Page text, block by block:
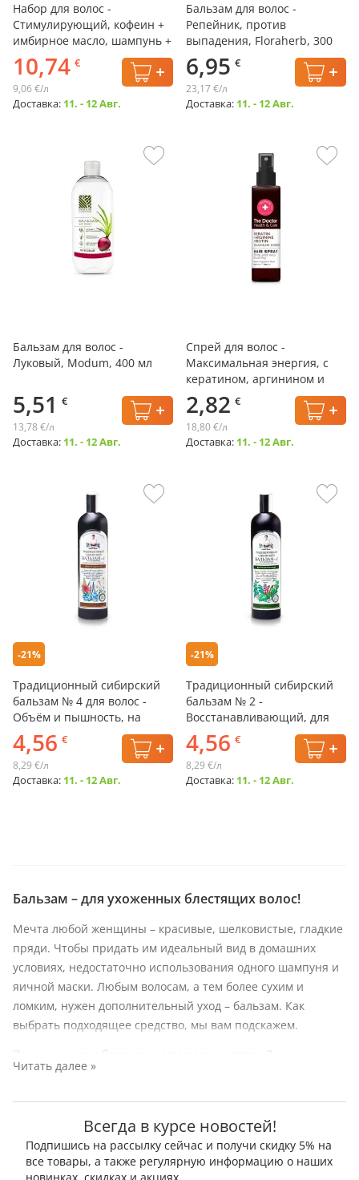
Набор для волос -
Стимулирующий, кофеин +
имбирное масло, шампунь +
сыворотка + спрей, Health &
Care, The Doctor
10,74 €
9,06 €/л
Доставка: 11. - 12 Авг.
Бальзам для волос -
Репейник, против
выпадения, Floraherb, 300
мл
6,95 €
23,17 €/л
Доставка: 11. - 12 Авг.
Бальзам для волос -
Луковый, Modum, 400 мл
5,51 €
13,78 €/л
Доставка: 11. - 12 Авг.
Спрей для волос -
Максимальная энергия, с
кератином, аргинином и
биотином, Health & Care,
The Doctor, 150 мл
2,82 €
18,80 €/л
Доставка: 11. - 12 Авг.
-21%
Традиционный сибирский
бальзам № 4 для волос -
Объём и пышность, на
цветочном прополисе,
Рецепты бабушки Агафьи,
550 мл
4,56 €
8,29 €/л
Доставка: 11. - 12 Авг.
-21%
Традиционный сибирский
бальзам № 2 -
Восстанавливающий, для
тусклых и ослабленных
волос, Рецепты бабушки
Агафьи, 550 мл
4,56 €
8,29 €/л
Доставка: 11. - 12 Авг.
Бальзам – для ухоженных блестящих волос!
Мечта любой женщины – красивые, шелковистые, гладкие
пряди. Чтобы придать им идеальный вид в домашних
условиях, недостаточно использования одного шампуня и
яичной маски. Любым волосам, а тем более сухим и
ломким, нужен дополнительный уход – бальзам. Как
выбрать подходящее средство, мы вам подскажем.
будут ровными и гладкими, а у истощенного – с торчащими
. Этот защитный слой следует приглаживать, на
что и направлена «работа» бальзамов. Также средства по
уходу за волосами действуют таким образом:
Читать далее »
Всегда в курсе новостей!
Подпишись на рассылку сейчас и получи скидку 5% на
все товары, а также регулярную информацию о наших